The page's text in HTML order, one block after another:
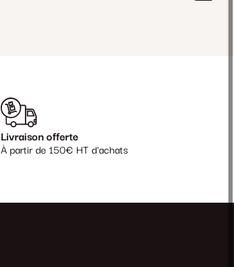
Livraison offerte
À partir de 150€ HT d'achats